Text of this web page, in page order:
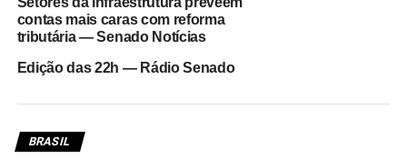
contas mais caras com reforma
tributária — Senado Notícias
Edição das 22h — Rádio Senado
BRASIL